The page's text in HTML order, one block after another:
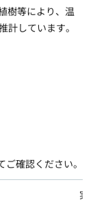
樹等により、温
計しています。
ご確認ください。
実